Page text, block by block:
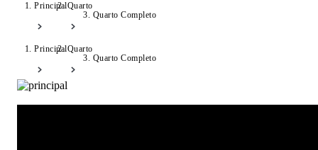
PrincipalQuarto
Quarto Completo
PrincipalQuarto
Quarto Completo